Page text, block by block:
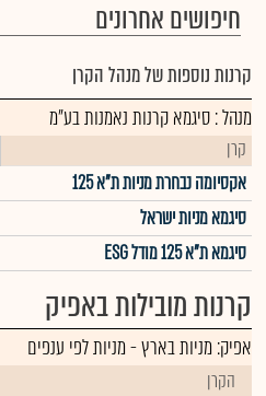
חיפושים אחרונים
קרנות נוספות של מנהל הקרן
מנהל : סיגמא קרנות נאמנות בע"מ
קרן
אקסיומה נבחרת מניות ת"א 125
סיגמא מניות ישראל
סיגמא ת"א 125 מודל ESG
קרנות מובילות באפיק
אפיק:מניות בארץ-מניות לפי ענפים
הקרן